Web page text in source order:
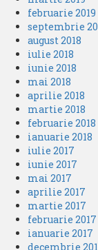
februarie 2019
septembrie
august 2018
iulie 2018
iunie 2018
mai 2018
aprilie 2018
martie 2018
februarie 2018
ianuarie 2018
iulie 2017
iunie 2017
mai 2017
aprilie 2017
martie 2017
februarie 2017
ianuarie 2017
decembrie